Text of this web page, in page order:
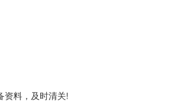
料，及时清关!